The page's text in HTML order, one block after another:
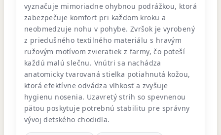
vyznačuje mimoriadne ohybnou podrážkou, ktorá
zabezpečuje komfort pri každom kroku a
neobmedzuje nohu v pohybe. Zvršok je vyrobený
z priedušného textilného materiálu s hravým
ružovým motívom zvieratiek z farmy, čo poteší
každú malú slečnu. Vnútri sa nachádza
anatomicky tvarovaná stielka potiahnutá kožou,
ktorá efektívne odvádza vlhkosť a zvyšuje
hygienu nosenia. Uzavretý strih so spevnenou
pätou poskytuje potrebnú stabilitu pre správny
vývoj detského chodidla.